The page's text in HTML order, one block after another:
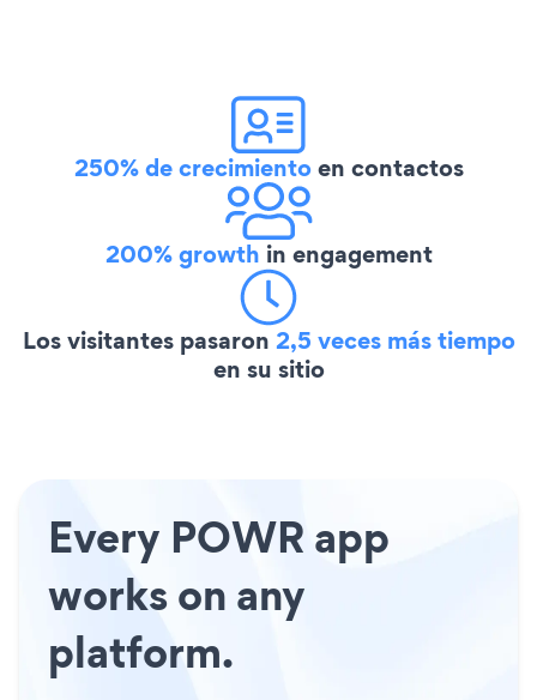
250% de crecimientoen contactos
200% growth in engagement
Los visitantes pasaron 2,5 veces más tiempo
en su sitio
Every POWR app
works on any
platform.